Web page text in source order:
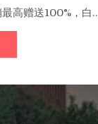
高赠送100%，白